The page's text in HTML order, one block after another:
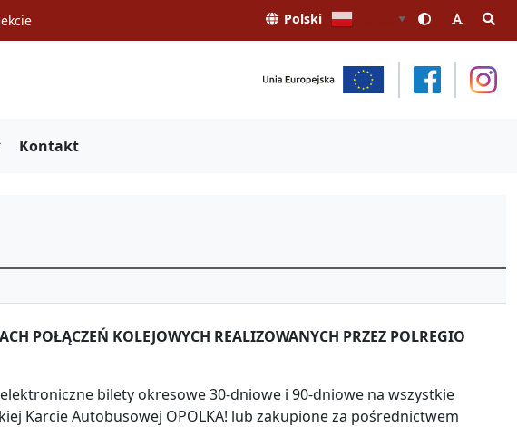
Polski ▼
Kontakt
POŁĄCZEŃ KOLEJOWYCH REALIZOWANYCH PRZEZ POLREGIO
bilety okresowe 30-dniowe i 90-dniowe na wszystkie
Karcie Autobusowej OPOLKA! lub zakupione za pośrednictwem